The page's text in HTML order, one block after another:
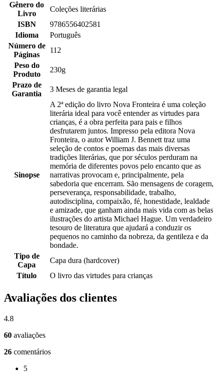
Gênero do
Livro
Coleções literárias
ISBN
9786556402581
Idioma
Português
Número de
Páginas
112
Peso do
Produto
230g
Prazo de
Garantia
3 Meses de garantia legal
Sinopse
A 2ª edição do livro Nova Fronteira é uma coleção
literária ideal para você entender as virtudes para
crianças, é a obra perfeita para pais e filhos
desfrutarem juntos. Impresso pela editora Nova
Fronteira, o autor William J. Bennett traz uma
seleção de contos e poemas das mais diversas
tradições literárias, que por séculos perduram na
memória de diferentes povos pelo encanto que as
narrativas provocam e, principalmente, pela
sabedoria que encerram. São mensagens de coragem,
perseverança, responsabilidade, trabalho,
autodisciplina, compaixão, fé, honestidade, lealdade
e amizade, que ganham ainda mais vida com as belas
ilustrações do artista Michael Hague. Um verdadeiro
tesouro de literatura que ajudará a conduzir os
pequenos no caminho da nobreza, da gentileza e da
bondade.
Tipo de
Capa
Capa dura (hardcover)
Título
O livro das virtudes para crianças
Avaliações dos clientes
4.8
60 avaliações
26 comentários
5